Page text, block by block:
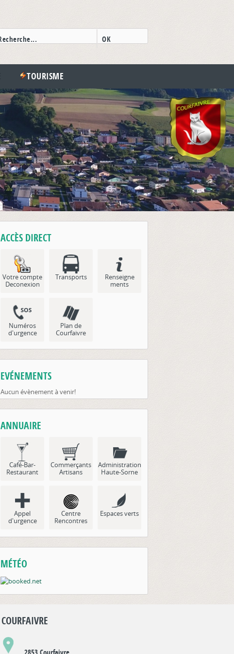
TOURISME
ACCÈS DIRECT
Votre compte
Deconexion
Transports
Renseigne
ments
Numéros
d'urgence
Plan de
Courfaivre
EVÉNEMENTS
Aucun évènement à venir!
ANNUAIRE
Café-Bar-
Restaurant
Commerçants
Artisans
Administration
Haute-Sorne
Appel
d'urgence
Centre
Rencontres
Espaces verts
MÉTÉO
COURFAIVRE